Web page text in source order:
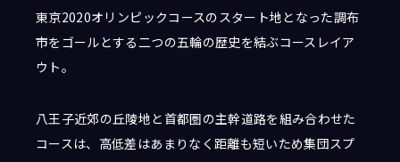
東京2020オリンピックコースのスタート地となった調布
市をゴールとする二つの五輪の歴史を結ぶコースレイア
ウト。
八王子近郊の丘陵地と首都圏の主幹道路を組み合わせた
コースは、高低差はあまりなく距離も短いため集団スプ